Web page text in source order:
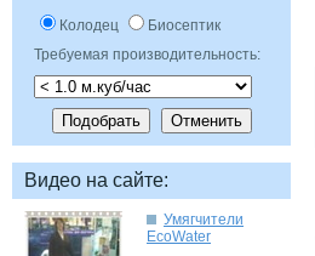
Колодец
Биосептик
Требуемая производительность:
Умягчители